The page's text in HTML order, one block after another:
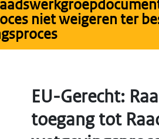
niet weigeren ter
EU-Gerecht:
toegang tot